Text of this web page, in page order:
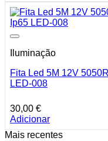
Iluminação
Fita Led 5M 12V
LED-008
30,00 €
Adicionar
Mais recentes